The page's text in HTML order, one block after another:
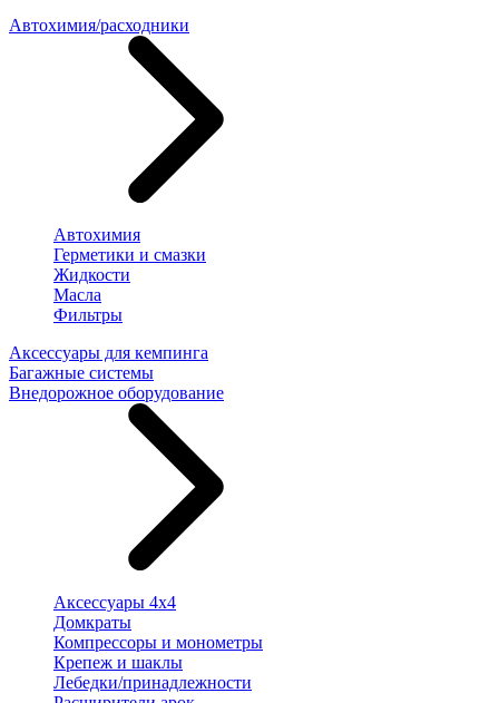
Автохимия/расходники
Автохимия
Герметики и смазки
Жидкости
Масла
Фильтры
Аксессуары для кемпинга
Багажные системы
Внедорожное оборудование
Аксессуары 4х4
Домкраты
Компрессоры и монометры
Крепеж и шаклы
Лебедки/принадлежности